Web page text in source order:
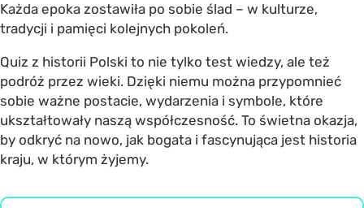
Każda epoka zostawiła po sobie ślad – w kulturze,
tradycji i pamięci kolejnych pokoleń.
Quiz z historii Polski to nie tylko test wiedzy, ale też
podróż przez wieki. Dzięki niemu można przypomnieć
sobie ważne postacie, wydarzenia i symbole, które
ukształtowały naszą współczesność. To świetna okazja,
by odkryć na nowo, jak bogata i fascynująca jest historia
kraju, w którym żyjemy.